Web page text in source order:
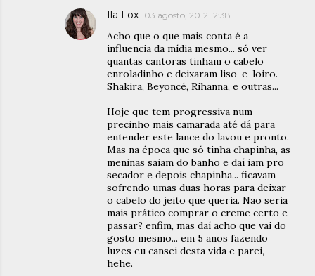
Ila Fox 03 agosto, 2012 12:38
Acho que o que mais conta é a
influencia da mídia mesmo... só ver
quantas cantoras tinham o cabelo
enroladinho e deixaram liso-e-loiro.
Shakira, Beyoncé, Rihanna, e outras...
Hoje que tem progressiva num
precinho mais camarada até dá para
entender este lance do lavou e pronto.
Mas na época que só tinha chapinha, as
meninas saiam do banho e daí iam pro
secador e depois chapinha... ficavam
sofrendo umas duas horas para deixar
o cabelo do jeito que queria. Não seria
mais prático comprar o creme certo e
passar? enfim, mas daí acho que vai do
gosto mesmo... em 5 anos fazendo
luzes eu cansei desta vida e parei,
hehe.